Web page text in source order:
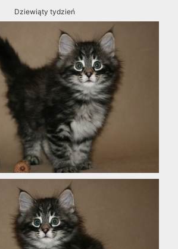
Dziewiąty tydzień